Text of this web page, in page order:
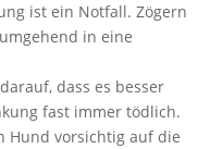
ist ein Notfall. Zögern
in eine
dass es besser
fast immer tödlich.
Hund vorsichtig auf die